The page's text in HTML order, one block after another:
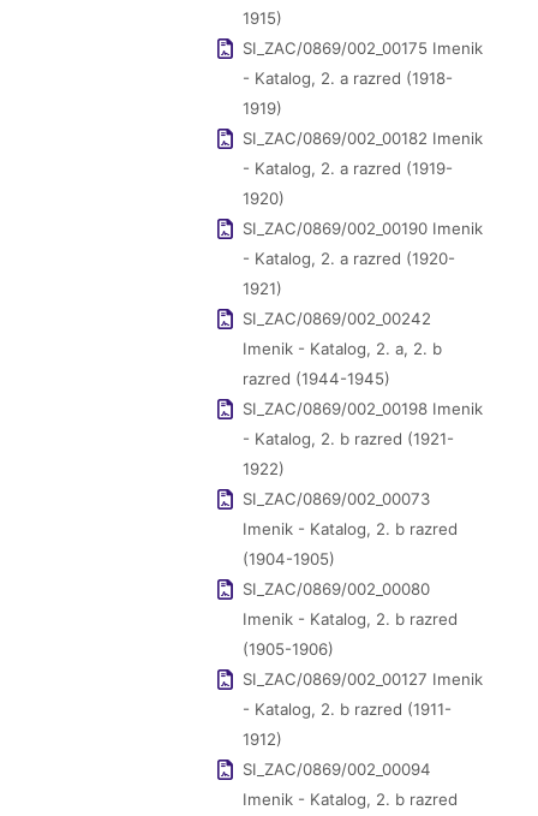
1915)
SI_ZAC/0869/002_00175 Imenik
- Katalog, 2. a razred (1918-
1919)
SI_ZAC/0869/002_00182 Imenik
- Katalog, 2. a razred (1919-
1920)
SI_ZAC/0869/002_00190 Imenik
- Katalog, 2. a razred (1920-
1921)
SI_ZAC/0869/002_00242
Imenik - Katalog, 2. a, 2. b
razred (1944-1945)
SI_ZAC/0869/002_00198 Imenik
- Katalog, 2. b razred (1921-
1922)
SI_ZAC/0869/002_00073
Imenik - Katalog, 2. b razred
(1904-1905)
SI_ZAC/0869/002_00080
Imenik - Katalog, 2. b razred
(1905-1906)
SI_ZAC/0869/002_00127 Imenik
- Katalog, 2. b razred (1911-
1912)
SI_ZAC/0869/002_00094
Imenik - Katalog, 2. b razred